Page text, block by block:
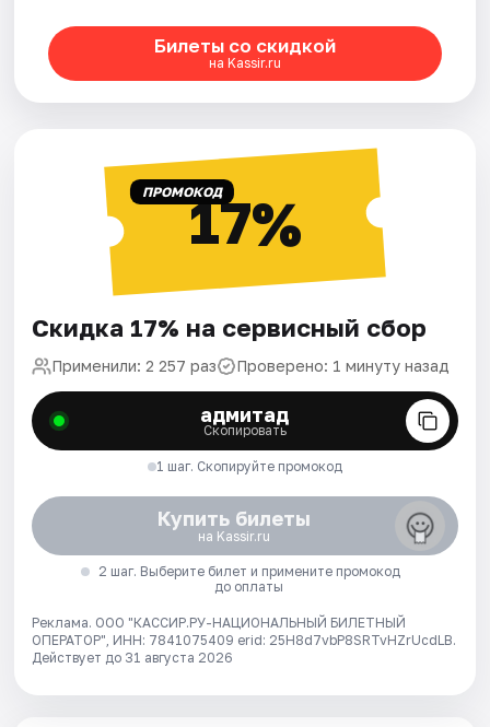
Билеты со скидкой
на Kassir.ru
ПРОМОКОД17%
Скидка 17% на сервисный сбор
Применили: 2 257 раз Проверено: 1 минуту назад
адмитад
Скопировать
1 шаг. Скопируйте промокод
Купить билеты
на Kassir.ru
2 шаг. Выберите билет и примените промокод
до оплаты
Реклама. ООО "КАССИР.РУ-НАЦИОНАЛЬНЫЙ БИЛЕТНЫЙ
ОПЕРАТОР", ИНН: 7841075409 erid: 25H8d7vbP8SRTvHZrUcdLB.
Действует до 31 августа 2026